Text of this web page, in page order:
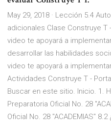
May 29, 2018 · Lección 5.4
adicionales Clase Construye T
video te apoyará a
desarrollar las habilidades
video te apoyará a
Actividades Construye T -
Buscar en este sitio. Inicio. 1.
Preparatoria Oficial No. 28
Oficial No. 28 "ACADEMIAS"